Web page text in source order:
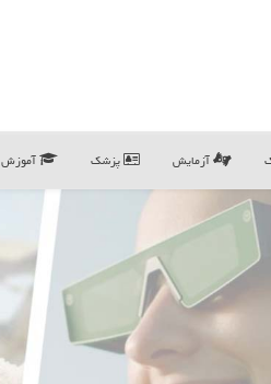
آزمایش پزشک آموزش